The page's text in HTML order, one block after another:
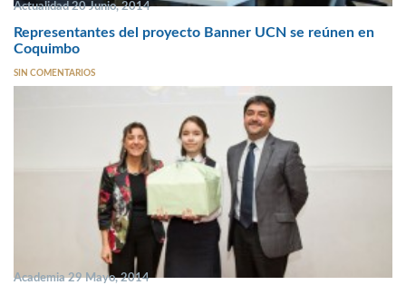
Actualidad 20 Junio, 2014
Representantes del proyecto Banner UCN se reúnen en
Coquimbo
SIN COMENTARIOS
Academia 29 Mayo, 2014